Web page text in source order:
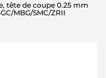
tête de coupe 0.25 mm
MBG/SMC/ZRII